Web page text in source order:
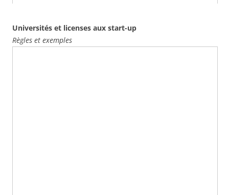
Universités et licenses aux start-up
Règles et exemples